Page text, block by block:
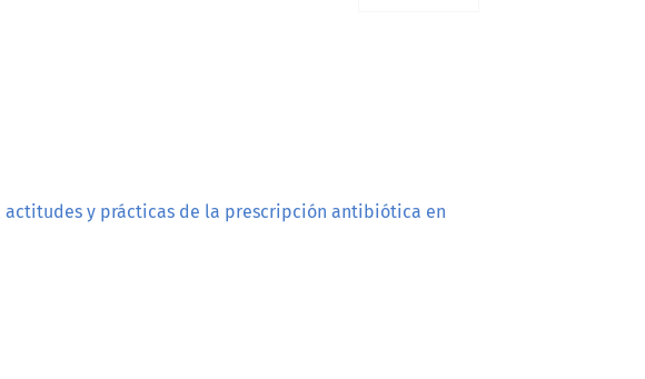
actitudes y prácticas de la prescripción antibiótica en